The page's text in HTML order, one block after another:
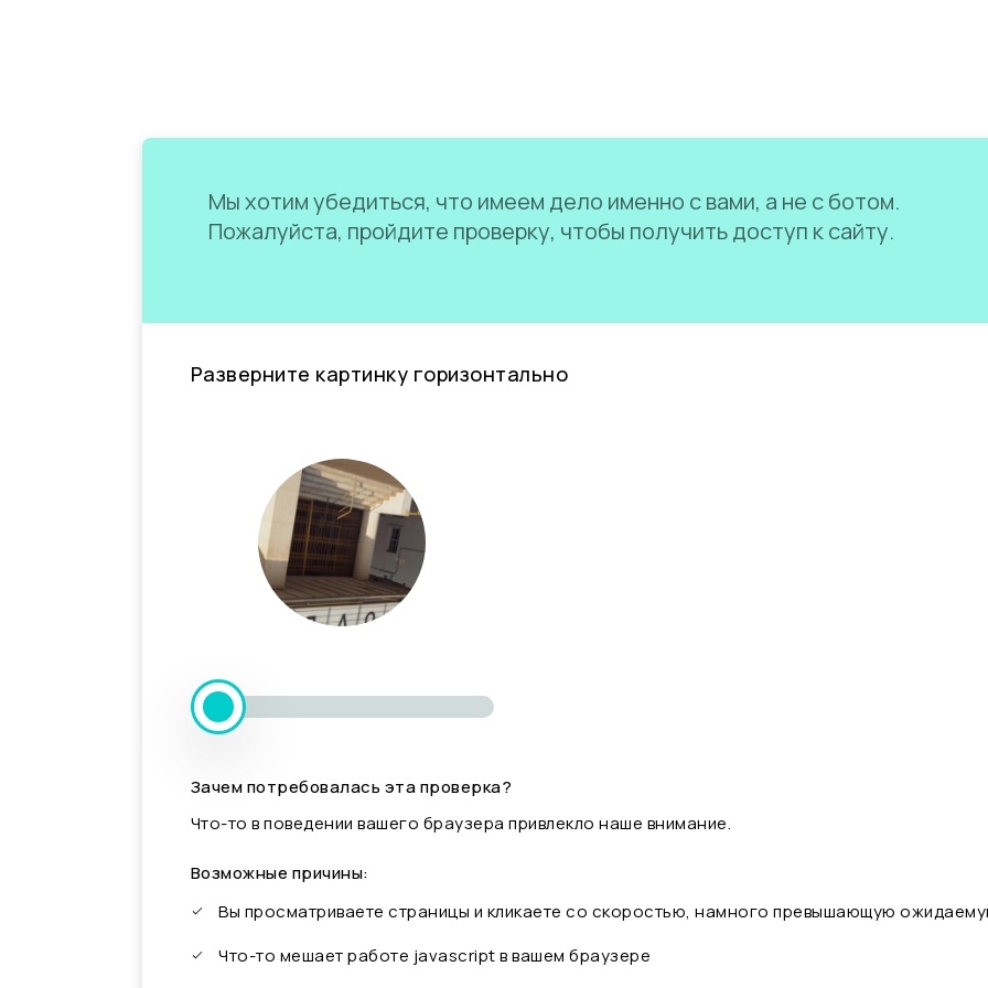
Мы хотим убедиться, что имеем дело именно с вами, а не с ботом.
Пожалуйста, пройдите проверку, чтобы получить доступ к сайту.
Разверните картинку горизонтально
Зачем потребовалась эта проверка?
Что-то в поведении вашего браузера привлекло наше внимание.
Возможные причины:
Вы просматриваете страницы и кликаете со скоростью, намного превышающую
Что-то мешает работе javascript в вашем браузере